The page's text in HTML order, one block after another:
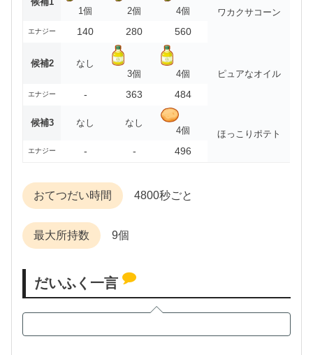
1個
2個 4個 ワカクサコーン
エナジー 140 280 560
候補2
なし
3個
4個 ピュアなオイル
エナジー - 363 484
候補3 なし なし
4個 ほっこりポテト
エナジー - - 496
おてつだい時間 4800秒ごと
最大所持数 9個
だいふく一言